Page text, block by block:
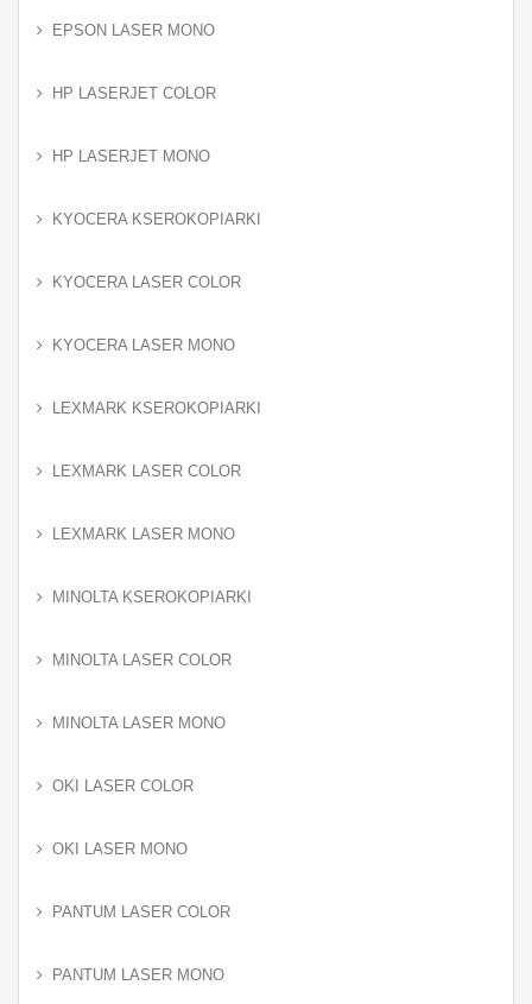
EPSON LASER MONO
HP LASERJET COLOR
HP LASERJET MONO
KYOCERA KSEROKOPIARKI
KYOCERA LASER COLOR
KYOCERA LASER MONO
LEXMARK KSEROKOPIARKI
LEXMARK LASER COLOR
LEXMARK LASER MONO
MINOLTA KSEROKOPIARKI
MINOLTA LASER COLOR
MINOLTA LASER MONO
OKI LASER COLOR
OKI LASER MONO
PANTUM LASER COLOR
PANTUM LASER MONO